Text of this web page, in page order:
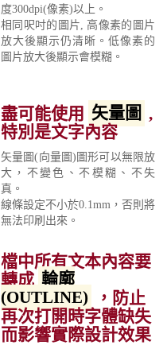
度300dpi(像素)以上。
相同呎吋的圖片, 高像素的圖片
放大後顯示仍清晰。低像素的
圖片放大後顯示會模糊。
盡可能使用 矢量圖 ,
特別是文字內容
矢量圖(向量圖)圖形可以無限放
大，不變色、不模糊、不失
真。
線條設定不小於0.1mm，否則將
無法印刷出來。
檔中所有文本內容要
轉成 輪廓
(OUTLINE)
，防止
再次打開時字體缺失
而影響實際設計效果